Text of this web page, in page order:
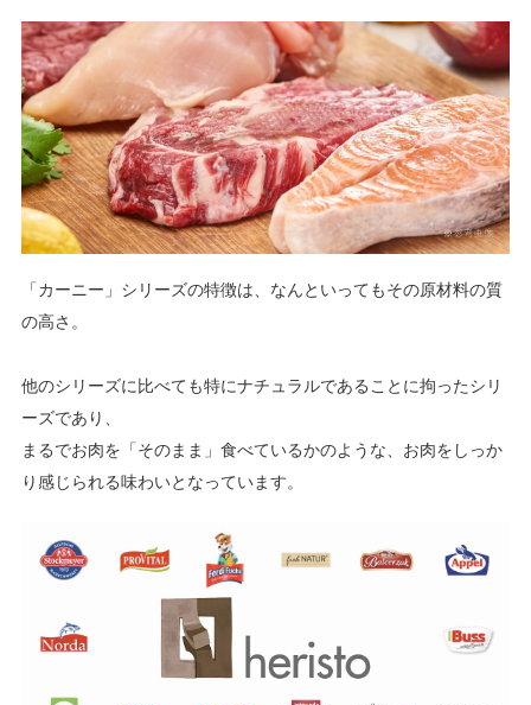
「カーニー」シリーズの特徴は、なんといってもその原材料の質
の高さ。
他のシリーズに比べても特にナチュラルであることに拘ったシリ
ーズであり、
まるでお肉を「そのまま」食べているかのような、お肉をしっか
り感じられる味わいとなっています。